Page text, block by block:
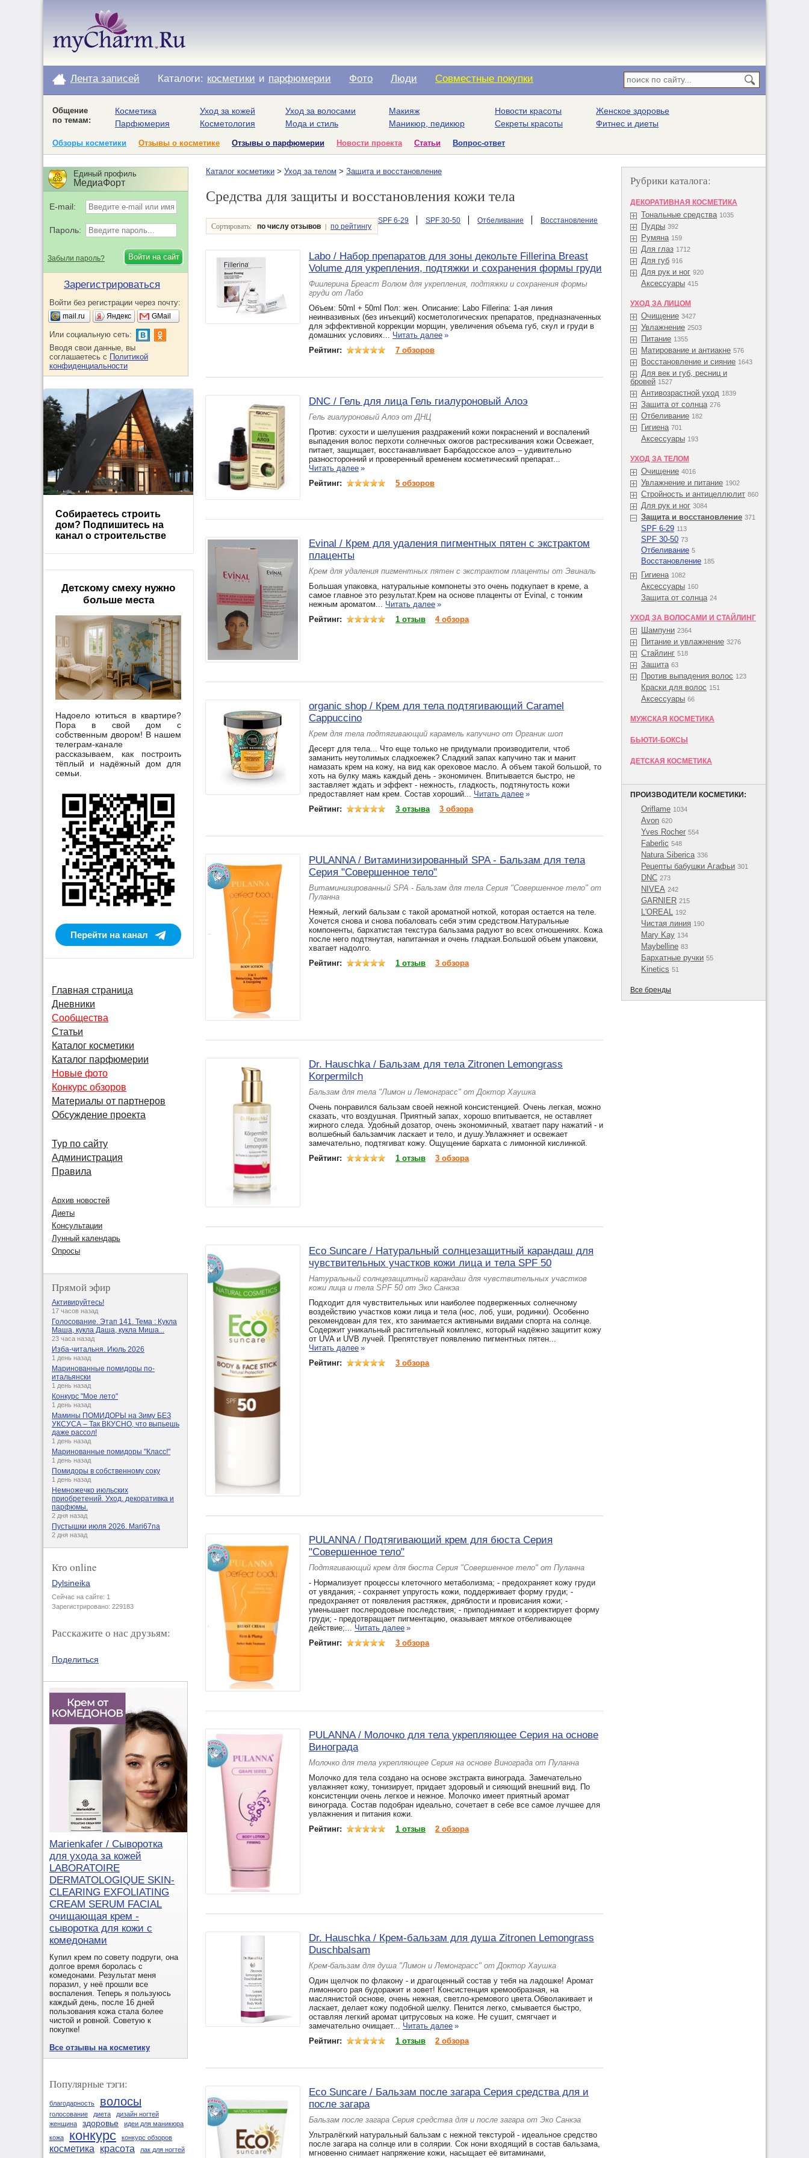
Лента записей Каталоги: косметики и парфюмерии Фото Люди Совместные покупки
Общение
по темам:
Косметика
Парфюмерия
Уход за кожей
Косметология
Уход за волосами
Мода и стиль
Макияж
Маникюр, педикюр
Новости красоты
Секреты красоты
Женское здоровье
Фитнес и диеты
Обзоры косметики Отзывы о косметике Отзывы о парфюмерии Новости проекта Статьи Вопрос-ответ
Каталог косметики > Уход за телом > Защита и восстановление
Средства для защиты и восстановления кожи тела
SPF 6-29 SPF 30-50 Отбеливание Восстановление
Сортировать: по числу отзывов | по рейтингу
Labo / Набор препаратов для зоны декольте Fillerina Breast
Volume для укрепления, подтяжки и сохранения формы груди
Фиилерина Бреаст Волюм для укрепления, подтяжки и сохранения формы
груди от Лабо
Объем: 50ml + 50ml Пол: жен. Описание: Labo Fillerina: 1-ая линия
неинвазивных (без инъекций) косметологических препаратов, предназначенных
для эффективной коррекции морщин, увеличения объема губ, скул и груди в
домашних условиях... Читать далее »
Рейтинг:
7 обзоров
DNC / Гель для лица Гель гиалуроновый Алоэ
Гель гиалуроновый Алоэ от ДНЦ
Против: сухости и шелушения раздражений кожи покраснений и воспалений
выпадения волос перхоти солнечных ожогов растрескивания кожи Освежает,
питает, защищает, восстанавливает Барбадосское алоэ – удивительно
разносторонний и проверенный временем косметический препарат...
Читать далее »
Рейтинг:
5 обзоров
Evinal / Крем для удаления пигментных пятен с экстрактом
плаценты
Крем для удаления пигментных пятен с экстрактом плаценты от Эвиналь
Большая упаковка, натуральные компонеты это очень подкупает в креме, а
самое главное это результат.Крем на основе плаценты от Evinal, с тонким
нежным ароматом... Читать далее »
Рейтинг:
1 отзыв 4 обзора
organic shop / Крем для тела подтягивающий Caramel
Cappuccino
Крем для тела подтягивающий карамель капучино от Органик шоп
Десерт для тела... Что еще только не придумали производители, чтоб
заманить неутолимых сладкоежек? Сладкий запах капучино так и манит
намазать крем на кожу, на вид как ореховое масло. А объем такой большой, то
хоть на булку мажь каждый день - экономичен. Впитывается быстро, не
заставляет ждать и эффект - нежность, гладкость, подтянутость кожи
предоставляет нам крем. Состав хороший... Читать далее »
Рейтинг:
3 отзыва 3 обзора
PULANNA / Витаминизированный SPA - Бальзам для тела
Серия "Совершенное тело"
Витаминизированный SPA - Бальзам для тела Серия "Совершенное тело" от
Пуланна
Нежный, легкий бальзам с такой ароматной ноткой, которая остается на теле.
Хочется снова и снова побаловать себя этим средством.Натуральные
компоненты, бархатистая текстура бальзама радуют во всех отношениях. Кожа
после него подтянутая, напитанная и очень гладкая.Большой объем упаковки,
хватает надолго.
Рейтинг:
1 отзыв 3 обзора
Dr. Hauschka / Бальзам для тела Zitronen Lemongrass
Kоrpermilch
Бальзам для тела "Лимон и Лемонграсс" от Доктор Хаушка
Очень понравился бальзам своей нежной консистенцией. Очень легкая, можно
сказать, что воздушная. Приятный запах, хорошо впитывается, не оставляет
жирного следа. Удобный дозатор, очень экономичный, хватает пару нажатий - и
волшебный бальзамчик ласкает и тело, и душу.Увлажняет и освежает
замечательно, подтягиват кожу. Ощущение бархата с лимонной кислинкой.
Рейтинг:
1 отзыв 3 обзора
Eco Suncare / Натуральный солнцезащитный карандаш для
чувствительных участков кожи лица и тела SPF 50
Натуральный солнцезащитный карандаш для чувствительных участков
кожи лица и тела SPF 50 от Эко Санкэа
Подходит для чувствительных или наиболее подверженных солнечному
воздействию участков кожи лица и тела (нос, лоб, уши, родинки). Особенно
рекомендован для тех, кто занимается активными видами спорта на солнце.
Содержит уникальный растительный комплекс, который надёжно защитит кожу
от UVA и UVB лучей. Препятствует появлению пигментных пятен...
Читать далее »
Рейтинг:
3 обзора
PULANNA / Подтягивающий крем для бюста Серия
"Совершенное тело"
Подтягивающий крем для бюста Серия "Совершенное тело" от Пуланна
- Нормализует процессы клеточного метаболизма; - предохраняет кожу груди
от увядания; - сохраняет упругость кожи, поддерживает форму груди; -
предохраняет от появления растяжек, дряблости и провисания кожи; -
уменьшает послеродовые последствия; - приподнимает и корректирует форму
груди; - предотвращает пигментацию, оказывает мягкое отбеливающее
действие;... Читать далее »
Рейтинг:
3 обзора
PULANNA / Молочко для тела укрепляющее Серия на основе
Винограда
Молочко для тела укрепляющее Серия на основе Винограда от Пуланна
Молочко для тела создано на основе экстракта винограда. Замечательно
увлажняет кожу, тонизирует, придает здоровый и сияющий внешний вид. По
консистенции очень легкое и нежное. Молочко имеет приятный аромат
винограда. Состав подобран идеально, сочетает в себе все самое лучшее для
увлажнения и питания кожи.
Рейтинг:
1 отзыв 2 обзора
Dr. Hauschka / Крем-бальзам для душа Zitronen Lemongrass
Duschbalsam
Крем-бальзам для душа "Лимон и Лемонграсс" от Доктор Хаушка
Один щелчок по флакону - и драгоценный состав у тебя на ладошке! Аромат
лимонного рая будоражит и зовет! Консистенция кремообразная, на
маслянистой основе, очень нежная, светло-кремового цвета.Обволакивает и
ласкает, делает кожу подобной шелку. Пенится легко, смывается быстро,
оставляя легкий аромат цитрусовых на коже. Не сушит, смягчает и
замечательно очищает... Читать далее »
Рейтинг:
1 отзыв 2 обзора
Eco Suncare / Бальзам после загара Серия средства для и
после загара
Бальзам после загара Серия средства для и после загара от Эко Санкэа
Ультралёгкий натуральный бальзам с нежной текстурой - идеальное средство
после загара на солнце или в солярии. Сок нони входящий в состав бальзама,
мгновенно снимает напряжение кожи, насыщает её витаминами,
Рубрики каталога:
ДЕКОРАТИВНАЯ КОСМЕТИКА
Тональные средства 1035
Пудры 392
Румяна 159
Для глаз 1712
Для губ 916
Для рук и ног 920
Аксессуары 415
УХОД ЗА ЛИЦОМ
Очищение 3427
Увлажнение 2503
Питание 1355
Матирование и антиакне 576
Восстановление и сияние 1643
Для век и губ, ресниц и
бровей 1527
Антивозрастной уход 1839
Защита от солнца 276
Отбеливание 182
Гигиена 701
Аксессуары 193
УХОД ЗА ТЕЛОМ
Очищение 4016
Увлажнение и питание 1902
Стройность и антицеллюлит 860
Для рук и ног 3084
Защита и восстановление 371
SPF 6-29 113
SPF 30-50 73
Отбеливание 5
Восстановление 185
Гигиена 1082
Аксессуары 160
Защита от солнца 24
УХОД ЗА ВОЛОСАМИ И СТАЙЛИНГ
Шампуни 2364
Питание и увлажнение 3276
Стайлинг 518
Защита 63
Против выпадения волос 123
Краски для волос 151
Аксессуары 66
МУЖСКАЯ КОСМЕТИКА
БЬЮТИ-БОКСЫ
ДЕТСКАЯ КОСМЕТИКА
ПРОИЗВОДИТЕЛИ КОСМЕТИКИ:
Oriflame 1034
Avon 620
Yves Rocher 554
Faberlic 548
Natura Siberica 336
Рецепты бабушки Агафьи 301
DNC 273
NIVEA 242
GARNIER 215
L'OREAL 192
Чистая линия 190
Mary Kay 134
Maybelline 83
Бархатные ручки 55
Kinetics 51
Все бренды
Единый профиль
МедиаФорт
E-mail:
Пароль:
Забыли пароль?
Зарегистрироваться
Войти без регистрации через почту:
mail.ru Яндекс GMail
Или социальную сеть:
Вводя свои данные, вы
соглашаетесь с Политикой
конфиденциальности
Собираетесь строить
дом? Подпишитесь на
канал о строительстве
Детскому смеху нужно
больше места
Надоело ютиться в квартире?
Пора в свой дом с
собственным двором! В нашем
телеграм-канале
рассказываем, как построить
тёплый и надёжный дом для
семьи.
Перейти на канал
Главная страница
Дневники
Сообщества
Статьи
Каталог косметики
Каталог парфюмерии
Новые фото
Конкурс обзоров
Материалы от партнеров
Обсуждение проекта
Тур по сайту
Администрация
Правила
Архив новостей
Диеты
Консультации
Лунный календарь
Опросы
Прямой эфир
Активируйтесь!
17 часов назад
Голосование. Этап 141. Тема : Кукла
Маша, кукла Даша, кукла Миша...
23 часа назад
Изба-читальня. Июль 2026
1 день назад
Маринованные помидоры по-
итальянски
1 день назад
Конкурс "Мое лето"
1 день назад
Мамины ПОМИДОРЫ на Зиму БЕЗ
УКСУСА – Так ВКУСНО, что выпьешь
даже рассол!
1 день назад
Маринованные помидоры "Класс!"
1 день назад
Помидоры в собственному соку
1 день назад
Немножечко июльских
приобретений. Уход, декоративка и
парфюмы.
2 дня назад
Пустышки июля 2026. Mari67na
2 дня назад
Кто online
Dylsineika
Сейчас на сайте: 1
Зарегистрировано: 229183
Расскажите о нас друзьям:
Поделиться
Marienkafer / Сыворотка
для ухода за кожей
LABORATOIRE
DERMATOLOGIQUE SKIN-
CLEARING EXFOLIATING
CREAM SERUM FACIAL
очищающая крем -
сыворотка для кожи с
комедонами
Купил крем по совету подруги, она
долгое время боролась с
комедонами. Результат меня
поразил, у неё прошли все
воспаления. Теперь я пользуюсь
каждый день, после 16 дней
пользования кожа стала более
чистой и ровной. Советую к
покупке!
Все отзывы на косметику
Популярные тэги:
благодарность волосы
голосование диета
дизайн ногтей
женщина
здоровье
идеи для маникюра
кожа
конкурс конкурс обзоров
косметика красота лак для ногтей